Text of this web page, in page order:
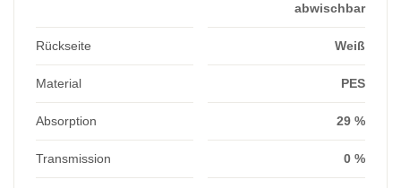
abwischbar
Rückseite Weiß
Material PES
Absorption 29 %
Transmission 0 %